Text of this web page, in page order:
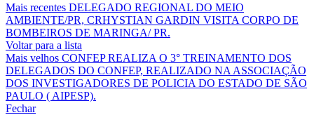
participa
de
audiência
neste
24
de
Mais recentes DELEGADO REGIONAL DO MEIO
AMBIENTE/PR, CRHYSTIAN GARDIN VISITA CORPO DE
BOMBEIROS DE MARINGA/ PR.
Voltar para a lista
Mais velhos CONFEP REALIZA O 3° TREINAMENTO DOS
DELEGADOS DO CONFEP, REALIZADO NA ASSOCIAÇÃO
DOS INVESTIGADORES DE POLICIA DO ESTADO DE SÃO
PAULO ( AIPESP).
Fechar